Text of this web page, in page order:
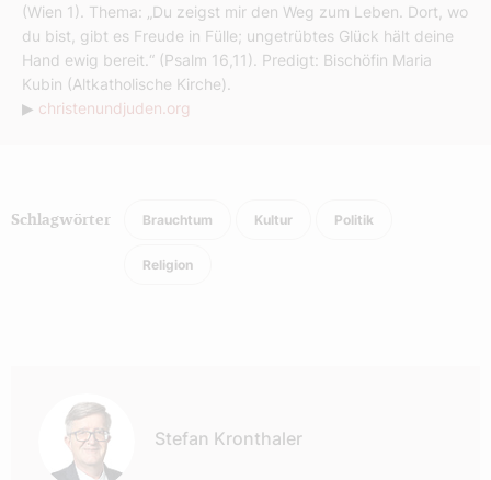
(Wien 1). Thema: „Du zeigst mir den Weg zum Leben. Dort, wo
du bist, gibt es Freude in Fülle; ungetrübtes Glück hält deine
Hand ewig bereit.“ (Psalm 16,11). Predigt: Bischöfin Maria
Kubin (Altkatholische Kirche).
▶ christenundjuden.org
Schlagwörter Brauchtum Kultur Politik
Religion
Stefan Kronthaler